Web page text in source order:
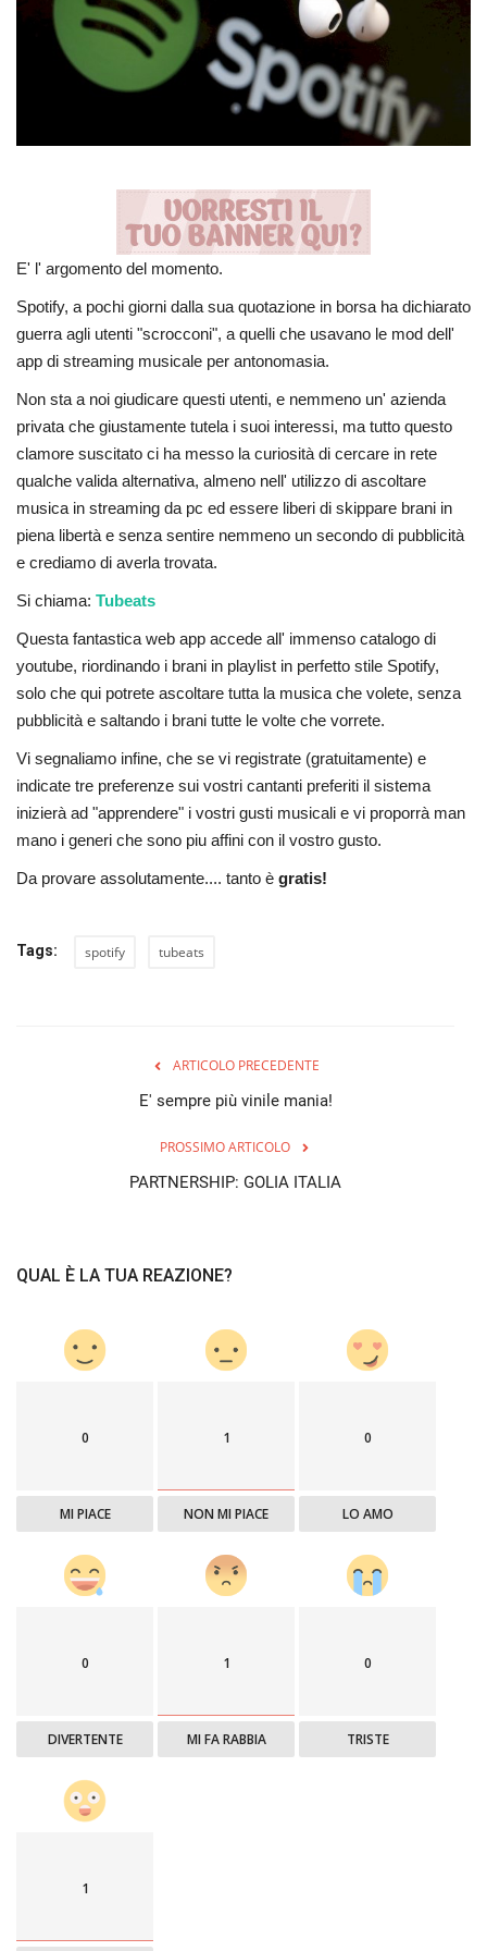
Entra nel Team
Tecnologia
Sapori
Recensioni
Contatti
Galleria
Shop
E' l' argomento del momento.
Spotify, a pochi giorni dalla sua quotazione in borsa ha dichiarato
guerra agli utenti "scrocconi", a quelli che usavano le mod dell'
app di streaming musicale per antonomasia.
Non sta a noi giudicare questi utenti, e nemmeno un' azienda
privata che giustamente tutela i suoi interessi, ma tutto questo
clamore suscitato ci ha messo la curiosità di cercare in rete
qualche valida alternativa, almeno nell' utilizzo di ascoltare
musica in streaming da pc ed essere liberi di skippare brani in
piena libertà e senza sentire nemmeno un secondo di pubblicità
e crediamo di averla trovata.
Si chiama: Tubeats
Questa fantastica web app accede all' immenso catalogo di
youtube, riordinando i brani in playlist in perfetto stile Spotify,
solo che qui potrete ascoltare tutta la musica che volete, senza
pubblicità e saltando i brani tutte le volte che vorrete.
Vi segnaliamo infine, che se vi registrate (gratuitamente) e
indicate tre preferenze sui vostri cantanti preferiti il sistema
inizierà ad "apprendere" i vostri gusti musicali e vi proporrà man
mano i generi che sono piu affini con il vostro gusto.
Da provare assolutamente.... tanto è gratis!
Tags: spotify tubeats
ARTICOLO PRECEDENTE
E' sempre più vinile mania!
PROSSIMO ARTICOLO
PARTNERSHIP: GOLIA ITALIA
QUAL È LA TUA REAZIONE?
0
MI PIACE
1
NON MI PIACE
0
LO AMO
0
DIVERTENTE
1
MI FA RABBIA
0
TRISTE
1